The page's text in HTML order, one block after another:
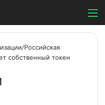
Switch skin
/Российская
собственный токен